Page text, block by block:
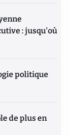
: jusqu'où
politique
de plus en